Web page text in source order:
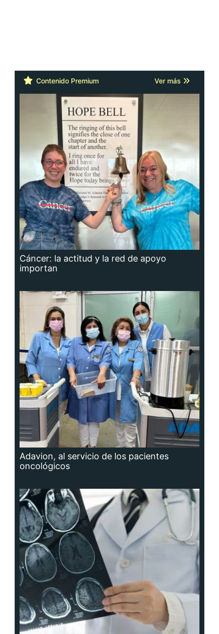
Contenido Premium Ver más
Cáncer: la actitud y la red de apoyo
importan
Adavion, al servicio de los pacientes
oncológicos